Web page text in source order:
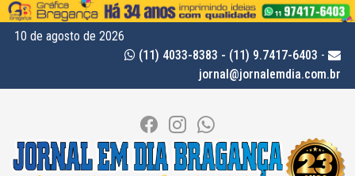
10 de agosto de 2026
(11) 4033-8383 - (11) 9.7417-6403 -
jornal@jornalemdia.com.br